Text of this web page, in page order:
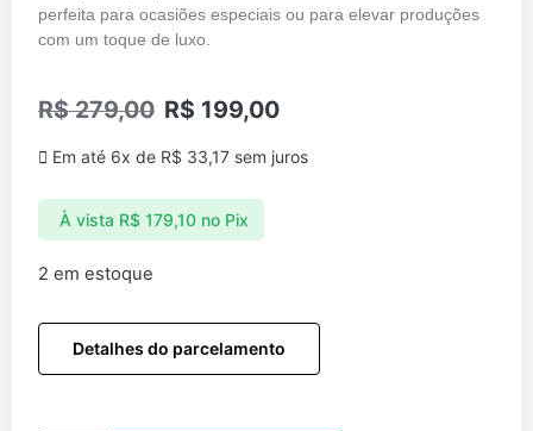
perfeita para ocasiões especiais ou para elevar produções
com um toque de luxo.
R$279,00 R$ 199,00
Em até 6x de R$ 33,17 sem juros
À vista R$179,10 no Pix
2 em estoque
Detalhes do parcelamento